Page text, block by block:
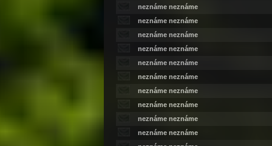
neznáme neznáme
neznáme neznáme
neznáme neznáme
neznáme neznáme
neznáme neznáme
neznáme neznáme
neznáme neznáme
neznáme neznáme
neznáme neznáme
neznáme neznáme